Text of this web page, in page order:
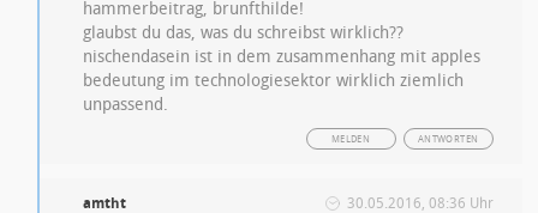
hammerbeitrag, brunfthilde!
glaubst du das, was du schreibst wirklich??
nischendasein ist in dem zusammenhang mit apples
bedeutung im technologiesektor wirklich ziemlich
unpassend.
ANTWORTEN
MELDEN
amtht 30.05.2016, 08:36 Uhr